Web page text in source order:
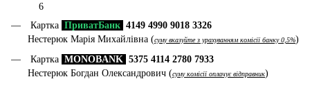
6
Картка ПриватБанк 4149 4990 9018 3326
Нестерюк Марія Михайлівна (суму вказуйте з урахуванням комісії банку 0,5%)
Картка MONOBANK 5375 4114 2780 7933
Нестерюк Богдан Олександрович (суму комісії оплачує відправник)